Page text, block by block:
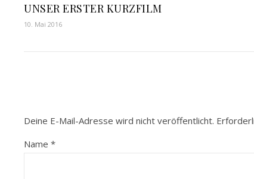
UNSER ERSTER KURZFILM
10. Mai 2016
Deine E-Mail-Adresse wird nicht veröffentlicht.
Name *